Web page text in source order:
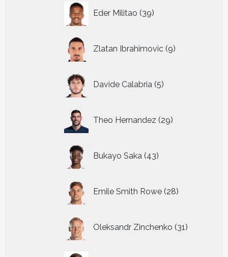
Eder Militao 39
producten
Zlatan Ibrahimovic 9
producten
Davide Calabria 5
producten
Theo Hernandez 29
producten
Bukayo Saka 43
producten
Emile Smith Rowe 28
producten
Oleksandr Zinchenko 31
producten